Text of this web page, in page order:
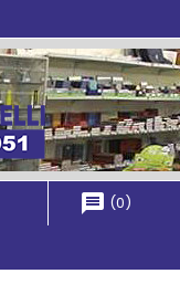
message (0)